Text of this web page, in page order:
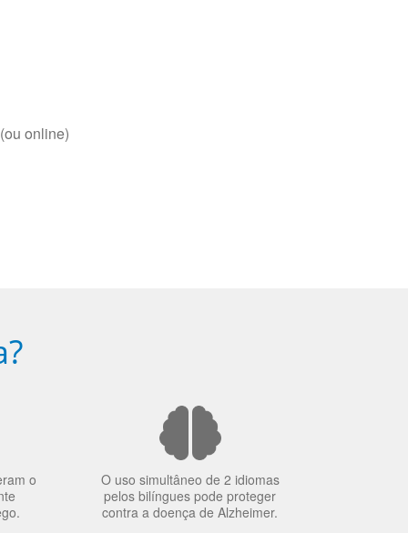
online)
o
O uso simultâneo de 2 idiomas
pelos bilíngues pode proteger
contra a doença de Alzheimer.